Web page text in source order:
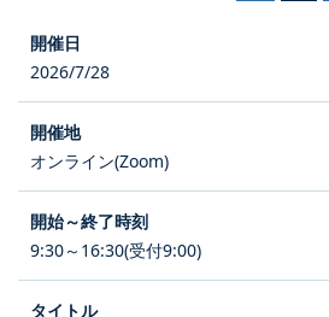
2026/7/28
オンライン(Zoom)
9:30～16:30(受付9:00)